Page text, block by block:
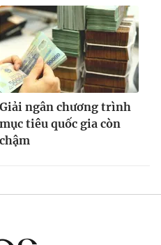
Giải ngân chương trình
mục tiêu quốc gia còn
chậm